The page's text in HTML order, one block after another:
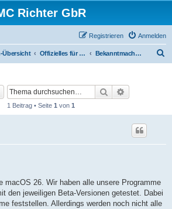
Richter GbR
Anmelden
Registrieren
Übersicht Offizielles für Jedermann Bekanntmachungen
Suche
1 Beitrag • Seite 1 von 1
macOS 26. Wir haben alle unsere Programme
den jeweiligen Beta-Versionen getestet. Dabei
feststellen. Allerdings werden noch nicht alle